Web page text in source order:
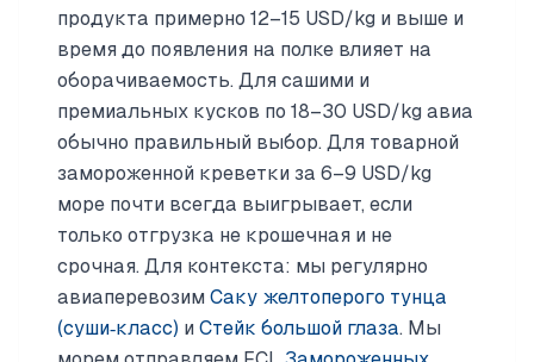
продукта примерно 12–15 USD/kg и выше и
время до появления на полке влияет на
оборачиваемость. Для сашими и
премиальных кусков по 18–30 USD/kg авиа
обычно правильный выбор. Для товарной
замороженной креветки за 6–9 USD/kg
море почти всегда выигрывает, если
только отгрузка не крошечная и не
срочная. Для контекста: мы регулярно
авиаперевозим Саку желтоперого тунца
(суши‑класс) и Стейк большой глаза. Мы